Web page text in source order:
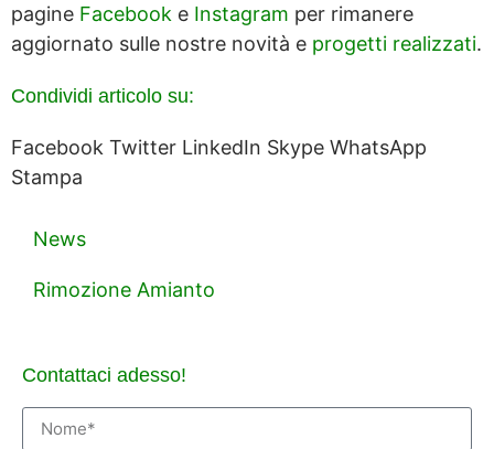
pagine Facebook e Instagram per rimanere
aggiornato sulle nostre novità e progetti realizzati.
Condividi articolo su:
Facebook Twitter LinkedIn Skype WhatsApp
Stampa
News
Rimozione Amianto
Contattaci adesso!